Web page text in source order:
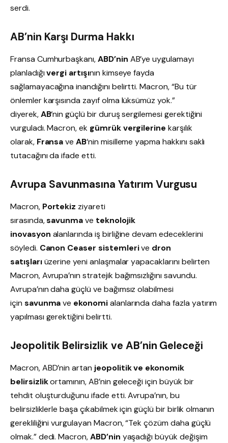
serdi.
AB’nin Karşı Durma Hakkı
Fransa Cumhurbaşkanı,ABD’nin AB’ye uygulamayı
planladığıvergi artışının kimseye fayda
sağlamayacağına inandığını belirtti. Macron, “Bu tür
önlemler karşısında zayıf olma lüksümüz yok.”
diyerek,AB‘nin güçlü bir duruş sergilemesi gerektiğini
vurguladı. Macron, ek gümrük vergilerine karşılık
olarak, FransaveAB‘nin misilleme yapma hakkını saklı
tutacağını da ifade etti.
Avrupa Savunmasına Yatırım Vurgusu
Macron, Portekiz ziyareti
sırasında,savunmave teknolojik
inovasyon alanlarında iş birliğine devam edeceklerini
söyledi. Canon Ceaser sistemlerive dron
satışlarıüzerine yeni anlaşmalar yapacaklarını belirten
Macron, Avrupa’nın stratejik bağımsızlığını savundu.
Avrupa’nın daha güçlü ve bağımsız olabilmesi
için savunmave ekonomialanlarında daha fazla yatırım
yapılması gerektiğini belirtti.
Jeopolitik Belirsizlik ve AB’nin Geleceği
Macron, ABD’nin artan jeopolitik ve ekonomik
belirsizlikortamının, AB’nin geleceği için büyük bir
tehdit oluşturduğunu ifade etti. Avrupa’nın, bu
belirsizliklerle başa çıkabilmek için güçlü bir birlik olmanın
gerekliliğini vurgulayan Macron, “Tek çözüm daha güçlü
olmak.” dedi. Macron,ABD’nin yaşadığı büyük değişim